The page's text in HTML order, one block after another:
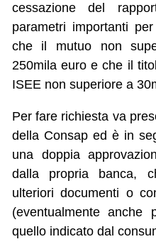
cessazione del
parametri importanti
che il mutuo non
250mila euro e che il
ISEE non superiore a
Per fare richiesta va
della Consap ed è in
una doppia
dalla propria banca,
ulteriori documenti o
(eventualmente
quello indicato dal